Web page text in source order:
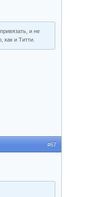
и не
как и Титти.
#67